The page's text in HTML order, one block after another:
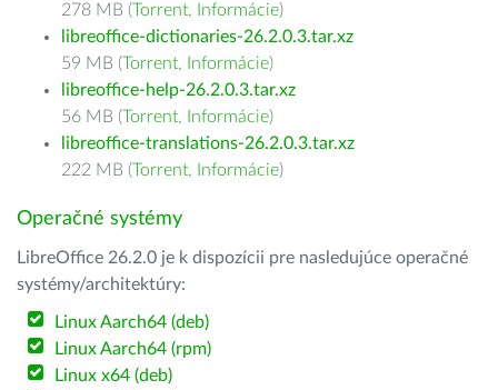
278 MB (Torrent, Informácie)
libreoffice-dictionaries-26.2.0.3.tar.xz
59 MB (Torrent, Informácie)
libreoffice-help-26.2.0.3.tar.xz
56 MB (Torrent, Informácie)
libreoffice-translations-26.2.0.3.tar.xz
222 MB (Torrent, Informácie)
Operačné systémy
LibreOffice 26.2.0 je k dispozícii pre nasledujúce operačné
systémy/architektúry:
Linux Aarch64 (deb)
Linux Aarch64 (rpm)
Linux x64 (deb)